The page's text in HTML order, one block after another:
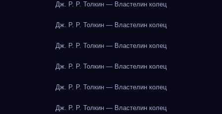
Дж. Р. Р. Толкин — Властелин колец
Дж. Р. Р. Толкин — Властелин колец
Дж. Р. Р. Толкин — Властелин колец
Дж. Р. Р. Толкин — Властелин колец
Дж. Р. Р. Толкин — Властелин колец
Дж. Р. Р. Толкин — Властелин колец